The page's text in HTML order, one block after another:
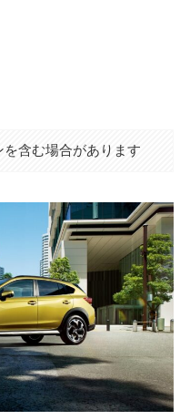
含む場合があります